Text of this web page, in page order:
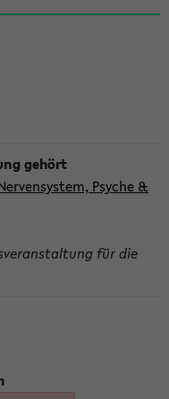
Psyche &
für die